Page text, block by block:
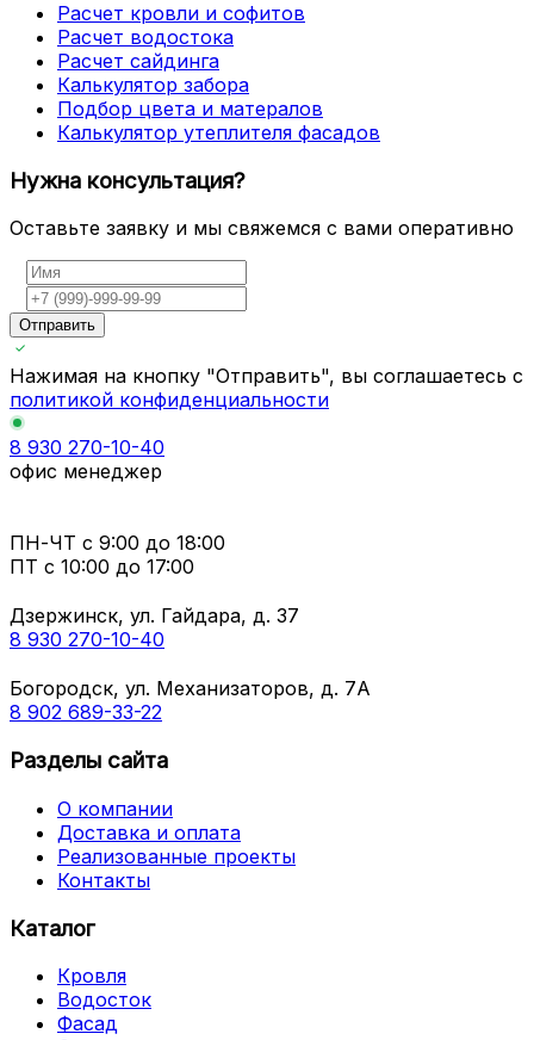
Расчет кровли и софитов
Расчет водостока
Расчет сайдинга
Калькулятор забора
Подбор цвета и матералов
Калькулятор утеплителя фасадов
Нужна консультация?
Оставьте заявку и мы свяжемся с вами оперативно
Отправить
Нажимая на кнопку "Отправить", вы соглашаетесь с
политикой конфиденциальности
8 930 270-10-40
офис менеджер
ПН-ЧТ с 9:00 до 18:00
ПТ с 10:00 до 17:00
Дзержинск, ул. Гайдара, д. 37
8 930 270-10-40
Богородск, ул. Механизаторов, д. 7А
8 902 689-33-22
Разделы сайта
О компании
Доставка и оплата
Реализованные проекты
Контакты
Каталог
Кровля
Водосток
Фасад